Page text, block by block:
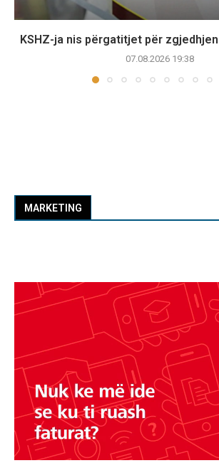
KSHZ-ja nis përgatitjet për
07.08.2026 19:38
MARKETING